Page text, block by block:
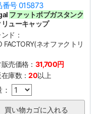
番号 015873
ファットボブガスタンク
リューキャップ
ド：
FACTORY(ネオファクトリ
売価格： 31,700円
庫数：20以上